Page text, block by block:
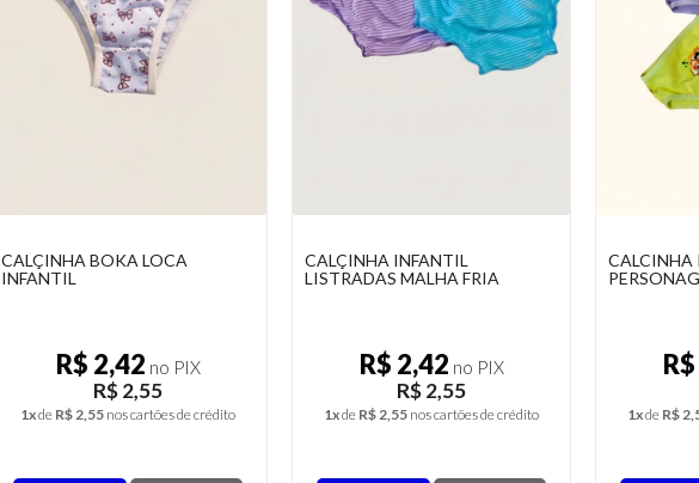
CALCINHA INFANTIL MALHA
FRIA
R$ 2,45 no PIX
R$ 2,58
1xde R$ 2,58 nos cartões de crédito
CALÇINHA BOKA LOCA
INFANTIL
R$ 2,42 no PIX
R$ 2,55
1xde R$ 2,55 nos cartões de crédito
CALÇINHA
1xde R$